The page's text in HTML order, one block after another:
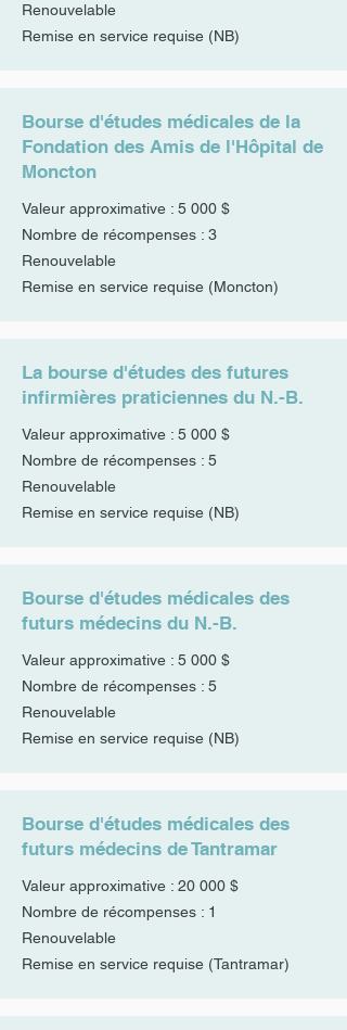
Renouvelable
Remise en service requise (NB)
Bourse d'études médicales de la
Fondation des Amis de l'Hôpital de
Moncton
Valeur approximative : 5 000 $
Nombre de récompenses : 3
Renouvelable
Remise en service requise (Moncton)
La bourse d'études des futures
infirmières praticiennes du N.-B.
Valeur approximative : 5 000 $
Nombre de récompenses : 5
Renouvelable
Remise en service requise (NB)
Bourse d'études médicales des
futurs médecins du N.-B.
Valeur approximative : 5 000 $
Nombre de récompenses : 5
Renouvelable
Remise en service requise (NB)
Bourse d'études médicales des
futurs médecins de Tantramar
Valeur approximative : 20 000 $
Nombre de récompenses : 1
Renouvelable
Remise en service requise (Tantramar)